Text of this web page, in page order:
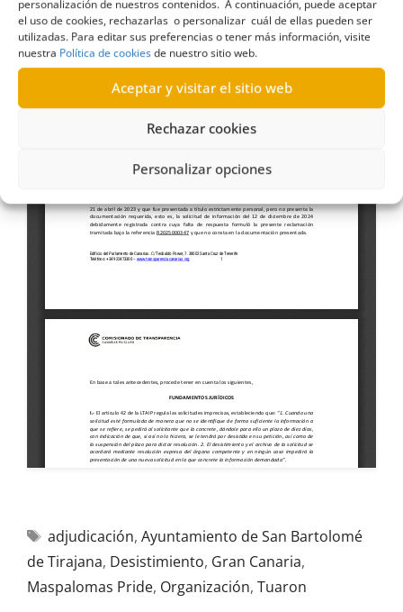
personalización de nuestros contenidos. A continuación, puede aceptar
el uso de cookies, rechazarlas o personalizar cuál de ellas pueden ser
utilizadas. Para editar sus preferencias o tener más información, visite
nuestra Política de cookiesde nuestro sitio web.
Aceptar y visitar el sitio web
Rechazar cookies
Personalizar opciones
adjudicación, Ayuntamiento de San Bartolomé
de Tirajana, Desistimiento, Gran Canaria,
Maspalomas Pride, Organización, Tuaron